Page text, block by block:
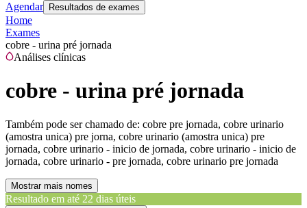
Agendar Resultados de exames
Home
Exames
cobre - urina pré jornada
Análises clínicas
cobre - urina pré jornada
Também pode ser chamado de: cobre pre jornada, cobre urinario
(amostra unica) pre jorna, cobre urinario (amostra unica) pre
jornada, cobre urinario - inicio de jornada, cobre urinario - inicio de
jornada, cobre urinario - pre jornada, cobre urinario pre jornada
Mostrar mais nomes
Resultado em até 22 dias úteis